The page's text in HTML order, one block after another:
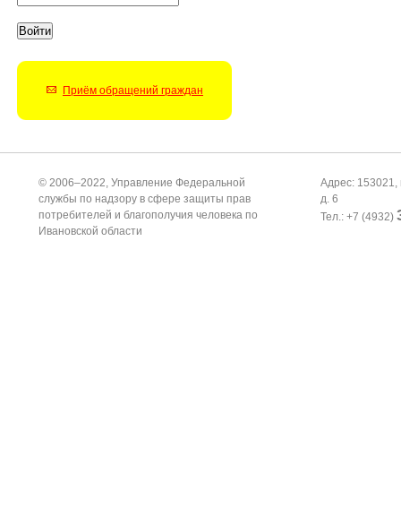
Приём обращений граждан
© 2006–2022, Управление Федеральной
службы по надзору в сфере защиты прав
потребителей и благополучия человека по
Ивановской области
Адрес: 153021,
д. 6
Тел.: +7 (4932)